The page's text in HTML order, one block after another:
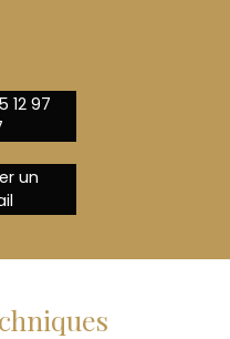
12 97
un